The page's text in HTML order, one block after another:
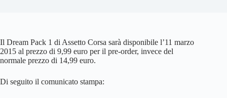
Il Dream Pack 1 di Assetto Corsa sarà disponibile l’11 marzo
2015 al prezzo di 9,99 euro per il pre-order, invece del
normale prezzo di 14,99 euro.
Di seguito il comunicato stampa: